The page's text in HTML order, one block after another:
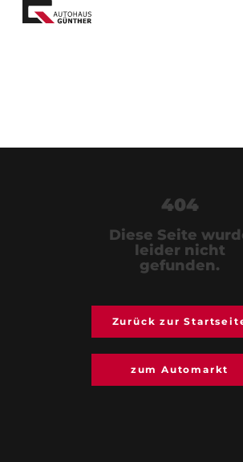
404
Diese Seite
leider nicht
gefunden.
Zurück zur
zum Automarkt